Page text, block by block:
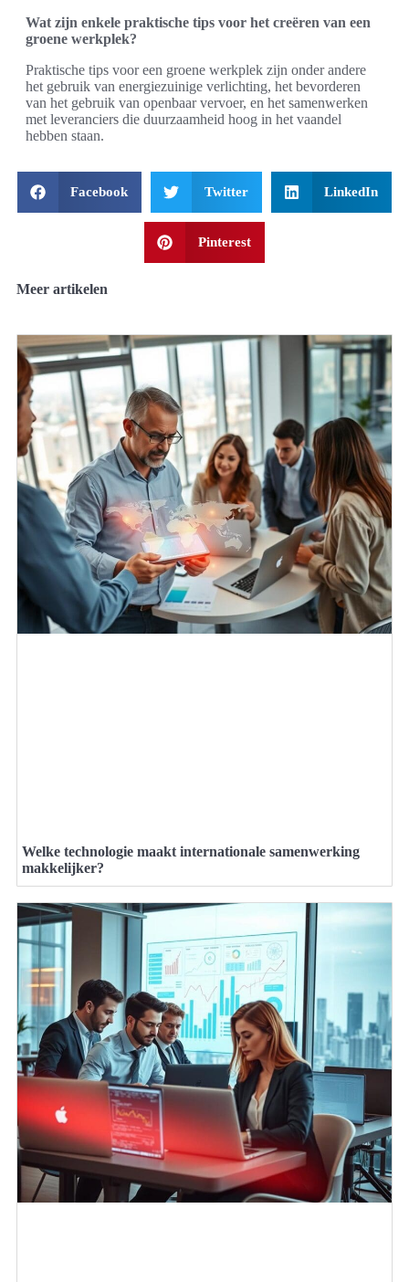
Wat zijn enkele praktische tips voor het creëren van een
groene werkplek?
Praktische tips voor een groene werkplek zijn onder andere
het gebruik van energiezuinige verlichting, het bevorderen
van het gebruik van openbaar vervoer, en het samenwerken
met leveranciers die duurzaamheid hoog in het vaandel
hebben staan.
Facebook Twitter LinkedIn
Pinterest
Meer artikelen
Welke technologie maakt internationale samenwerking
makkelijker?